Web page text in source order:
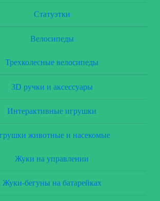
Статуэтки
Велосипеды
Трехколесные велосипеды
3D ручки и аксессуары
Интерактивные игрушки
животные и насекомые
Жуки на управлении
Жуки-бегуны на батарейках